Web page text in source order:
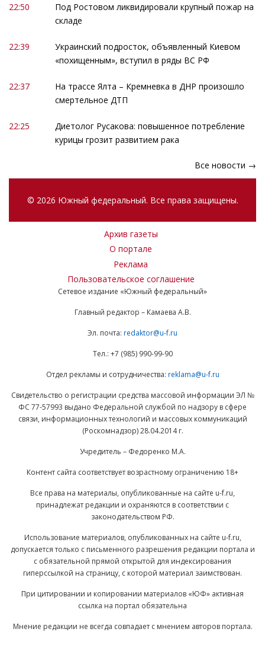
22:50
Под Ростовом ликвидировали крупный пожар на
складе
22:39
Украинский подросток, объявленный Киевом
«похищенным», вступил в ряды ВС РФ
22:37
На трассе Ялта – Кремневка в ДНР произошло
смертельное ДТП
22:25
Диетолог Русакова: повышенное потребление
курицы грозит развитием рака
Все новости →
© 2026 Южный федеральный. Все права защищены.
Архив газеты
О портале
Реклама
Пользовательское соглашение
Сетевое издание «Южный федеральный»
Главный редактор – Камаева А.В.
Эл. почта: redaktor@u-f.ru
Тел.: +7 (985) 990-99-90
Отдел рекламы и сотрудничества: reklama@u-f.ru
Свидетельство о регистрации средства массовой информации ЭЛ №
ФС 77-57993 выдано Федеральной службой по надзору в сфере
связи, информационных технологий и массовых коммуникаций
(Роскомнадзор) 28.04.2014 г.
Учредитель – Федоренко М.А.
Контент сайта соответствует возрастному ограничению 18+
Все права на материалы, опубликованные на сайте u-f.ru,
принадлежат редакции и охраняются в соответствии с
законодательством РФ.
Использование материалов, опубликованных на сайте u-f.ru,
допускается только с письменного разрешения редакции портала и
с обязательной прямой открытой для индексирования
гиперссылкой на страницу, с которой материал заимствован.
При цитировании и копировании материалов «ЮФ» активная
ссылка на портал обязательна
Мнение редакции не всегда совпадает с мнением авторов портала.